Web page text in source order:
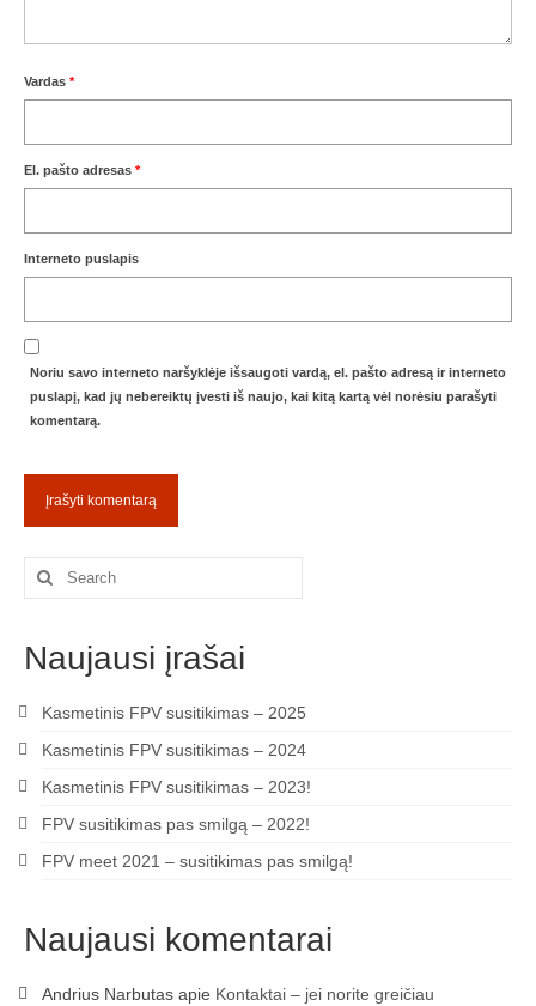
Žiemos angaras (2016-2017)
Lietuvių
English
Vardas *
El. pašto adresas *
Interneto puslapis
Noriu savo interneto naršyklėje išsaugoti vardą, el. pašto adresą ir interneto
puslapį, kad jų nebereiktų įvesti iš naujo, kai kitą kartą vėl norėsiu parašyti
komentarą.
Search
for:
Naujausi įrašai
Kasmetinis FPV susitikimas – 2025
Kasmetinis FPV susitikimas – 2024
Kasmetinis FPV susitikimas – 2023!
FPV susitikimas pas smilgą – 2022!
FPV meet 2021 – susitikimas pas smilgą!
Naujausi komentarai
Andrius Narbutas apie Kontaktai – jei norite greičiau